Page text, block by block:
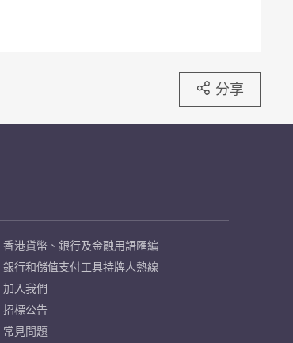
分享
香港貨幣、銀行及金融用語匯編
銀行和儲值支付工具持牌人熱線
加入我們
招標公告
常見問題